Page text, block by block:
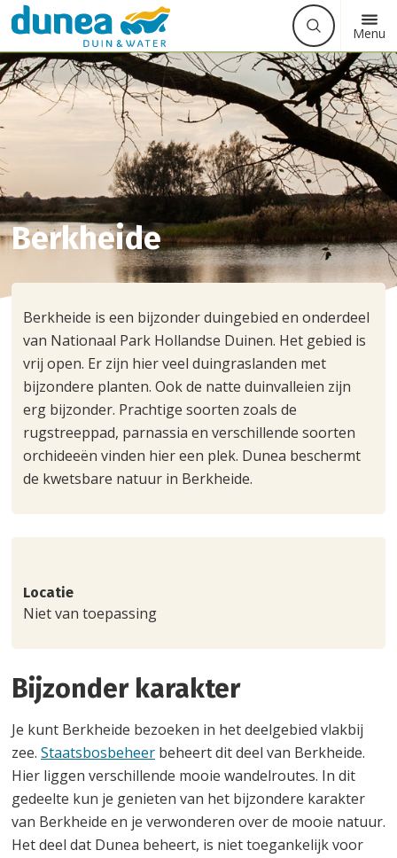
Button
label
Menu
Waarmee
kunnen
we
u
helpen?
Berkheide
Berkheide is een bijzonder duingebied en onderdeel
van Nationaal Park Hollandse Duinen. Het gebied is
vrij open. Er zijn hier veel duingraslanden met
bijzondere planten. Ook de natte duinvalleien zijn
erg bijzonder. Prachtige soorten zoals de
rugstreeppad, parnassia en verschillende soorten
orchideeën vinden hier een plek. Dunea beschermt
de kwetsbare natuur in Berkheide.
Locatie
Niet van toepassing
Bijzonder karakter
Je kunt Berkheide bezoeken in het deelgebied vlakbij
zee. Staatsbosbeheer beheert dit deel van Berkheide.
Hier liggen verschillende mooie wandelroutes. In dit
gedeelte kun je genieten van het bijzondere karakter
van Berkheide en je verwonderen over de mooie natuur.
Het deel dat Dunea beheert, is niet toegankelijk voor